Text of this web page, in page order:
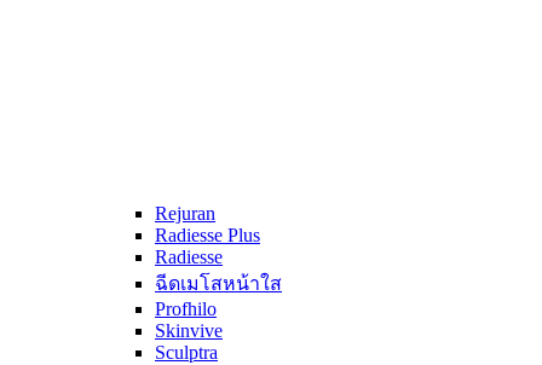
Rejuran
Radiesse Plus
Radiesse
ฉีดเมโสหน้าใส
Profhilo
Skinvive
Sculptra